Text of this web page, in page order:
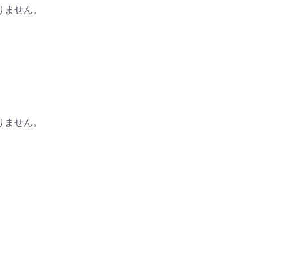
せん。
せん。